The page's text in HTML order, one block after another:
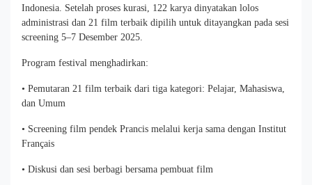
Indonesia. Setelah proses kurasi, 122 karya dinyatakan lolos
administrasi dan 21 film terbaik dipilih untuk ditayangkan pada sesi
screening 5–7 Desember 2025.
Program festival menghadirkan:
• Pemutaran 21 film terbaik dari tiga kategori: Pelajar, Mahasiswa,
dan Umum
• Screening film pendek Prancis melalui kerja sama dengan Institut
Français
• Diskusi dan sesi berbagi bersama pembuat film